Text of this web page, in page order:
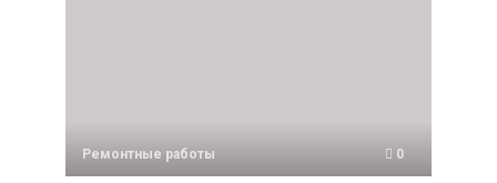
Ремонтные работы 0